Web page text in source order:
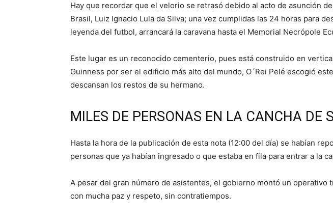
Hay que recordar que el velorio se retrasó debido al acto de asunción
Brasil, Luiz Ignacio Lula da Silva; una vez cumplidas las 24 horas para
leyenda del futbol, arrancará la caravana hasta el Memorial Necrópole
Este lugar es un reconocido cementerio, pues está construido en
Guinness por ser el edificio más alto del mundo, O´Rei Pelé escogió
descansan los restos de su hermano.
MILES DE PERSONAS EN LA CANCHA DE
Hasta la hora de la publicación de esta nota (12:00 del día) se habían
personas que ya habían ingresado o que estaba en fila para entrar a la
A pesar del gran número de asistentes, el gobierno montó un operativo
con mucha paz y respeto, sin contratiempos.